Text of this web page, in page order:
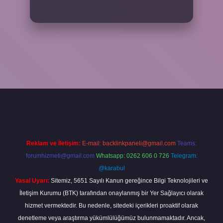
Reklam ve İletişim: E-mail: backlinkpaneli@gmail.com Teams:
forumhizmeti@gmail.com Whatsapp: 0262 606 0 726 Telegram:
@karabul
Yasal Uyarı: Sitemiz, 5651 Sayılı Kanun gereğince Bilgi Teknolojileri ve
İletişim Kurumu (BTK) tarafından onaylanmış bir Yer Sağlayıcı olarak
hizmet vermektedir. Bu nedenle, sitedeki içerikleri proaktif olarak
denetleme veya araştırma yükümlülüğümüz bulunmamaktadır. Ancak,